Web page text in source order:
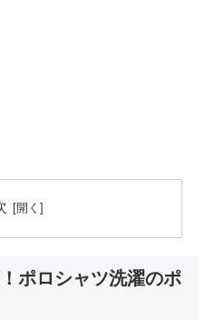
ポロシャツ洗濯のポ